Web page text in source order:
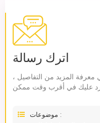
اترك رسالة
معرفة المزيد من التفاصيل ،
موضوعات :